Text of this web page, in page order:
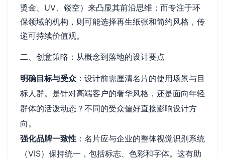
烫金、UV、镂空）来凸显其前沿思维；而专注于环
保领域的机构，则可能选择再生纸张和简约风格，传
递可持续价值观。
二、创意策略：从概念到落地的设计要点
明确目标与受众 ：设计前需厘清名片的使用场景与目
标人群。是针对高端客户的奢华风格，还是面向年轻
群体的活泼动态？不同的受众偏好直接影响设计方
向。
强化品牌一致性 ：名片应与企业的整体视觉识别系统
（VIS）保持统一，包括标志、色彩和字体。这有助